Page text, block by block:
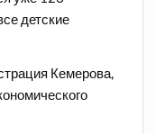
детские
Кемерова,